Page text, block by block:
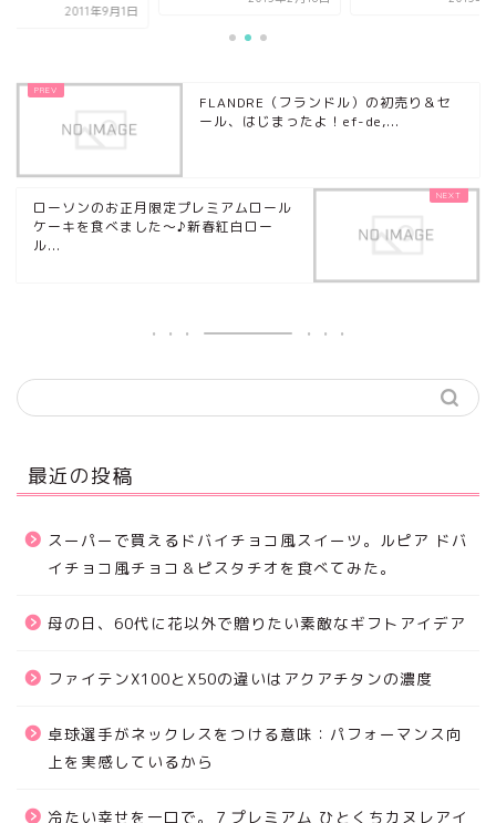
2011年9月1日
FLANDRE（フランドル）の初売り＆セ
ール、はじまったよ！ef-de,...
ローソンのお正月限定プレミアムロール
ケーキを食べました～♪新春紅白ロー
ル...
最近の投稿
スーパーで買えるドバイチョコ風スイーツ。ルピア ドバ
イチョコ風チョコ＆ピスタチオを食べてみた。
母の日、60代に花以外で贈りたい素敵なギフトアイデア
ファイテンX100とX50の違いはアクアチタンの濃度
卓球選手がネックレスをつける意味：パフォーマンス向
上を実感しているから
冷たい幸せを一口で。７プレミアム ひとくちカヌレアイ